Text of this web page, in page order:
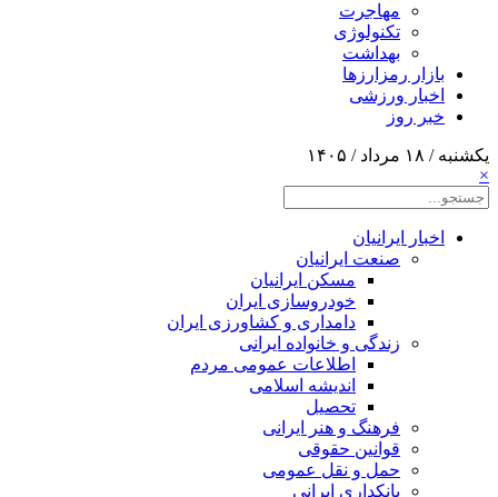
مهاجرت
تکنولوژی
بهداشت
بازار رمزارزها
اخبار ورزشی
خبر روز
یکشنبه / ۱۸ مرداد / ۱۴۰۵
×
اخبار ایرانیان
صنعت ایرانیان
مسکن ایرانیان
خودروسازی ایران
دامداری و کشاورزی ایران
زندگی و خانواده ایرانی
اطلاعات عمومی مردم
اندیشه اسلامی
تحصیل
فرهنگ و هنر ایرانی
قوانین حقوقی
حمل و نقل عمومی
بانکداری ایرانی